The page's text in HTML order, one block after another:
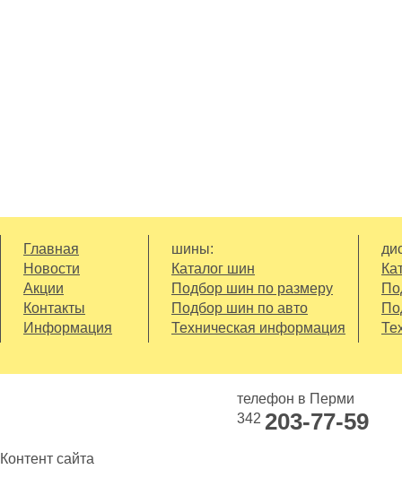
Главная
Новости
Акции
Контакты
Информация
шины:
Каталог шин
Подбор шин по размеру
Подбор шин по авто
Техническая информация
телефон в Перми
342 203-77-59
Контент сайта